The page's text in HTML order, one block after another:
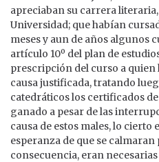
apreciaban su carrera
Universidad; que habían
meses y aun de años algunos
artículo 10º del plan de
prescripción del curso a
causa justificada, tratando
catedráticos los certificados
ganado a pesar de las
causa de estos males, lo cierto
esperanza de que se calmaran
consecuencia, eran